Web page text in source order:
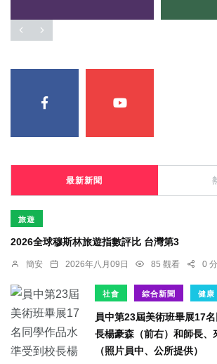
最新新聞
旅遊
2026全球穆斯林旅遊指數評比 台灣第3
簡安 2026年八月09日 85 觀看 0
社會 綜合新聞 健康
員中第23屆美術班畢展17
長楊豪森（前右）和師長、
（照片員中、公所提供）